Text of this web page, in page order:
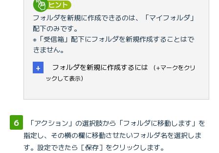
フォルダを新規に作成できるのは、「マイフォルダ」
配下のみです。
※「受信箱」配下にフォルダを新規作成することはで
きません。
フォルダを新規に作成するには
（+マークをクリ
ックして表示）
「アクション」の選択肢から「フォルダに移動します」を
指定し、その横の欄に移動させたいフォルダ名を選択しま
す。設定できたら［保存］をクリックします。